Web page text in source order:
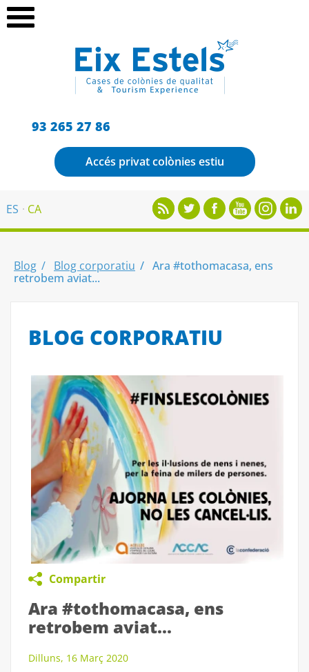
93 265 27 86
Accés privat colònies estiu
ES CA
Blog Blog corporatiu
Ara #tothomacasa, ens
retrobem aviat...
BLOG CORPORATIU
Compartir
Ara #tothomacasa, ens
retrobem aviat...
Dilluns, 16 Març 2020